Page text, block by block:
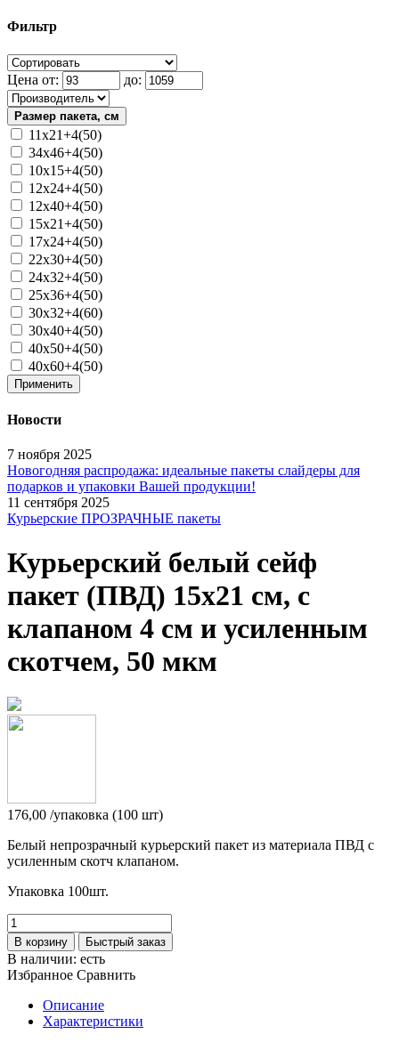
Фильтр
Цена от: до:
Размер пакета, см
11х21+4(50)
34х46+4(50)
10х15+4(50)
12х24+4(50)
12х40+4(50)
15х21+4(50)
17x24+4(50)
22х30+4(50)
24х32+4(50)
25х36+4(50)
30х32+4(60)
30х40+4(50)
40x50+4(50)
40x60+4(50)
Применить
Новости
7 ноября 2025
Новогодняя распродажа: идеальные пакеты слайдеры для
подарков и упаковки Вашей продукции!
11 сентября 2025
Курьерские ПРОЗРАЧНЫЕ пакеты
Курьерский белый сейф
пакет (ПВД) 15х21 см, с
клапаном 4 см и усиленным
скотчем, 50 мкм
176,00 /упаковка (100 шт)
Белый непрозрачный курьерский пакет из материала ПВД с
усиленным скотч клапаном.
Упаковка 100шт.
В корзину Быстрый заказ
В наличии: есть
Избранное Сравнить
Описание
Характеристики